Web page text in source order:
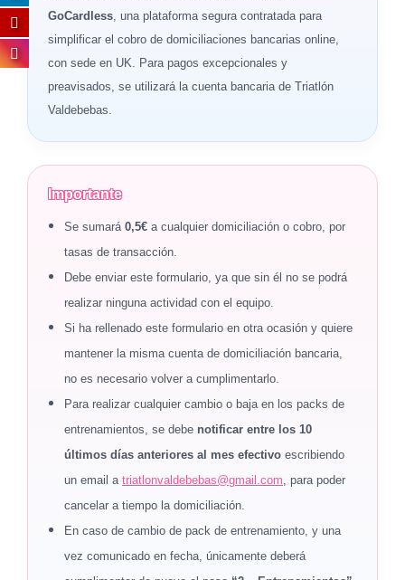
GoCardless , una plataforma segura contratada para
simplificar el cobro de domiciliaciones bancarias online,
con sede en UK. Para pagos excepcionales y
preavisados, se utilizará la cuenta bancaria de Triatlón
Valdebebas.
Importante
Se sumará 0,5€ a cualquier domiciliación o cobro, por
tasas de transacción.
Debe enviar este formulario, ya que sin él no se podrá
realizar ninguna actividad con el equipo.
Si ha rellenado este formulario en otra ocasión y quiere
mantener la misma cuenta de domiciliación bancaria,
no es necesario volver a cumplimentarlo.
Para realizar cualquier cambio o baja en los packs de
entrenamientos, se debe notificar entre los 10
últimos días anteriores al mes efectivo escribiendo
un email a triatlonvaldebebas@gmail.com, para poder
cancelar a tiempo la domiciliación.
En caso de cambio de pack de entrenamiento, y una
vez comunicado en fecha, únicamente deberá